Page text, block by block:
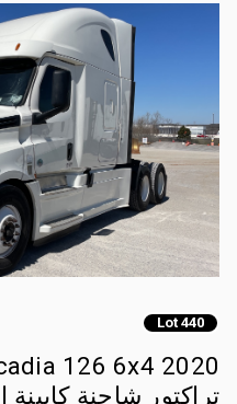
Lot 440
126 6x4
تراكتور شاحنة كابينة